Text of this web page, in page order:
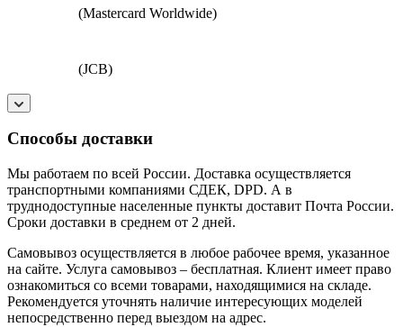
(Mastercard Worldwide)
(JCB)
Способы доставки
Мы работаем по всей России. Доставка осуществляется
транспортными компаниями СДЕК, DPD. А в
труднодоступные населенные пункты доставит Почта России.
Сроки доставки в среднем от 2 дней.
Самовывоз осуществляется в любое рабочее время, указанное
на сайте. Услуга самовывоз – бесплатная. Клиент имеет право
ознакомиться со всеми товарами, находящимися на складе.
Рекомендуется уточнять наличие интересующих моделей
непосредственно перед выездом на адрес.